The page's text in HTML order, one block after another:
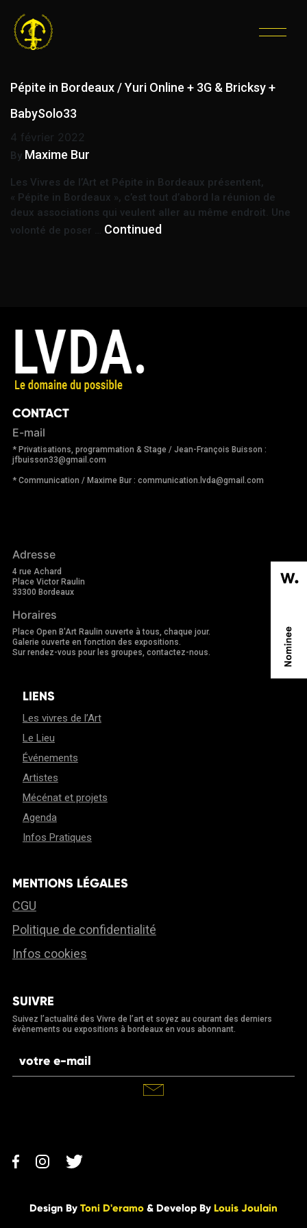
ÉTIQUETTE :
CONCERTS HIP-HOP
Pépite in Bordeaux / Yuri Online + 3G & Bricksy +
BabySolo33
4 février 2022
By Maxime Bur
Les Vivres de l’Art et Pépite in Bordeaux présentent,
« Pépite in Bordeaux », c’est tout d’abord la réunion de
deux associations qui veulent aller au même endroit. Une
volonté de poser … Continued
CONTACT
E-mail
* Privatisations, programmation & Stage / Jean-François Buisson :
jfbuisson33@gmail.com
* Communication / Maxime Bur : communication.lvda@gmail.com
Adresse
4 rue Achard
Place Victor Raulin
33300 Bordeaux
Horaires
Place Open B'Art Raulin ouverte à tous, chaque jour.
Galerie ouverte en fonction des expositions.
Sur rendez-vous pour les groupes, contactez-nous.
LIENS
Les vivres de l’Art
Le Lieu
Événements
Artistes
Mécénat et projets
Agenda
Infos Pratiques
MENTIONS LÉGALES
CGU
Politique de confidentialité
Infos cookies
SUIVRE
Suivez l’actualité des Vivre de l’art et soyez au courant des derniers
évènements ou expositions à bordeaux en vous abonnant.
Design By Toni D'eramo & Develop By Louis Joulain